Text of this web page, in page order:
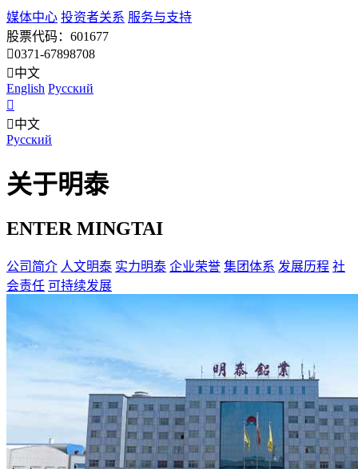
媒体中心 投资者关系 服务与支持
股票代码：601677
0371-67898708
中文
English Pусский
中文
Pусский
关于明泰
ENTER MINGTAI
公司简介 人文明泰 实力明泰 企业荣誉 集团体系 发展历程 社
会责任 可持续发展